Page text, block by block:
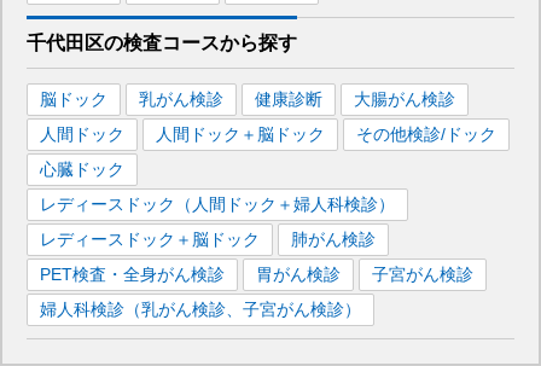
千代田区の検査コースから探す
脳ドック 乳がん検診 健康診断
大腸がん検診
人間ドック
人間ドック＋脳ドック
その他検診/ドック
心臓ドック
レディースドック（人間ドック＋婦人科検診）
レディースドック＋脳ドック
肺がん検診
PET検査・全身がん検診
胃がん検診
子宮がん検診
婦人科検診（乳がん検診、子宮がん検診）